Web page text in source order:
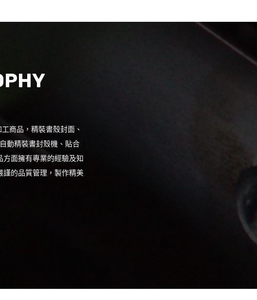
商品，精裝書殼封面、
動精裝書封殼機、貼合
面擁有專業的經驗及知
謹的品質管理，製作精美